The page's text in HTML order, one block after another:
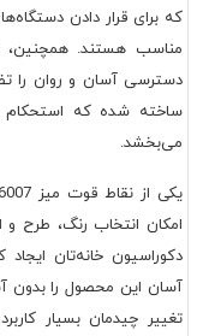
که برای قرار دادن
مناسب هستند. همچنین،
ساخته شده که استحکام
می‌بخشد.
امکان انتخاب رنگ، طرح و
دکوراسیون خانه‌تان ایجاد
آسان این محصول را بدون
تغییر چیدمان بسیار